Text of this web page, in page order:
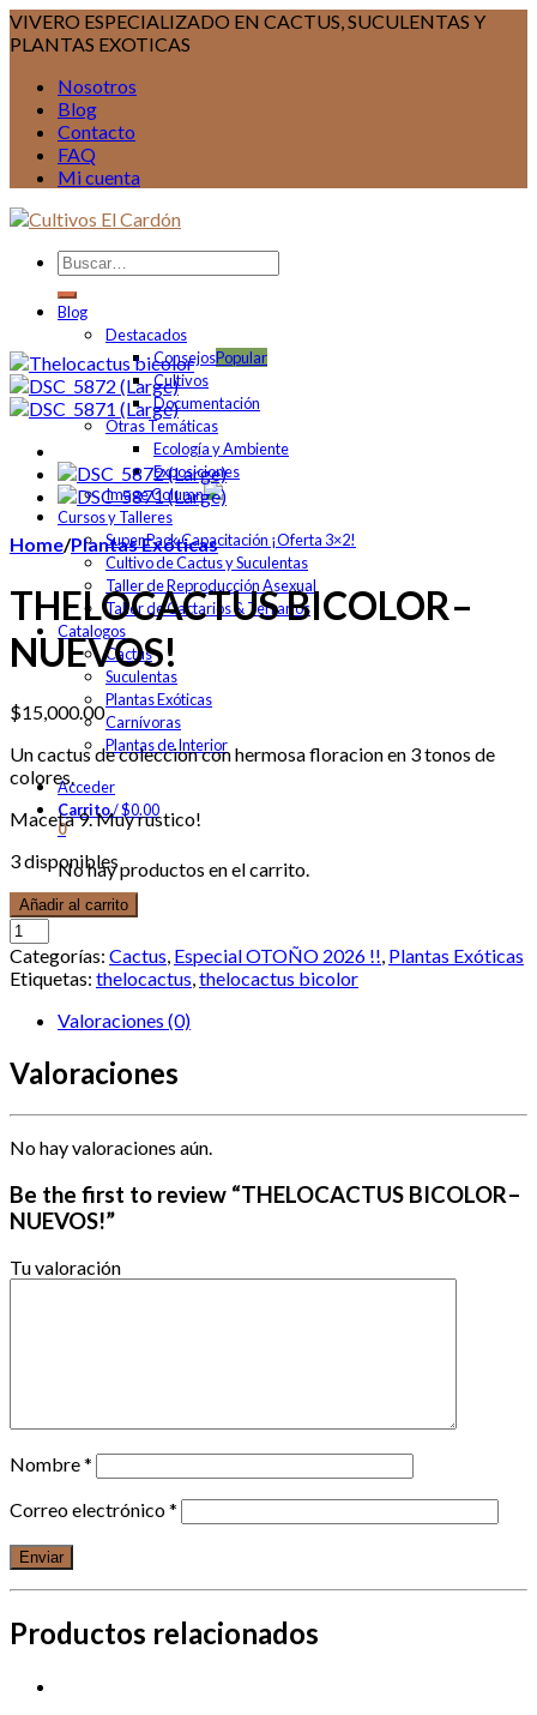
VIVERO ESPECIALIZADO EN CACTUS, SUCULENTAS Y
PLANTAS EXOTICAS
Nosotros
Blog
Contacto
FAQ
Mi cuenta
Blog
Destacados
Consejos
Cultivos
Documentación
Otras Temáticas
Ecología y Ambiente
Exposiciones
Image Column
Cursos y Talleres
Super Pack Capacitación ¡Oferta 3×2!
Cultivo de Cactus y Suculentas
Taller de Reproducción Asexual
Taller de Cactarios & Terrarios
Catalogos
Cactus
Suculentas
Plantas Exóticas
Carnívoras
Plantas de Interior
Acceder
Carrito/$0.00
0
No hay productos en el carrito.
Home/Plantas Exóticas
THELOCACTUS BICOLOR–
NUEVOS!
$15,000.00
Un cactus de coleccion con hermosa floracion en 3 tonos de
colores.
Maceta 9. Muy rustico!
3 disponibles
Añadir al carrito
Categorías: Cactus, Especial OTOÑO 2026 !!, Plantas Exóticas
Etiquetas: thelocactus,thelocactus bicolor
Valoraciones (0)
Valoraciones
No hay valoraciones aún.
Be the first to review “THELOCACTUS BICOLOR–
NUEVOS!”
Tu valoración
Nombre*
Correo electrónico*
Productos relacionados